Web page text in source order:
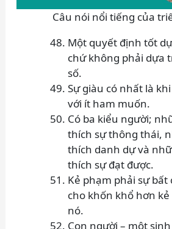
Câu nói nổi tiếng của
Một quyết định tốt
chứ không phải dựa
số.
Sự giàu có nhất là
với ít ham muốn.
Có ba kiểu người;
thích sự thông thái,
thích danh dự và
thích sự đạt được.
Kẻ phạm phải sự bất
cho khốn khổ hơn
nó.
Con người – một